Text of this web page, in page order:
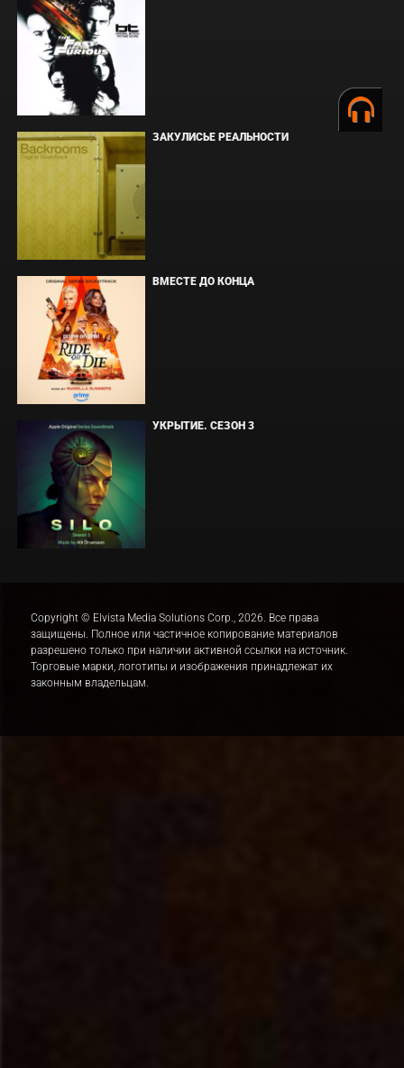
ЗАКУЛИСЬЕ РЕАЛЬНОСТИ
ВМЕСТЕ ДО КОНЦА
УКРЫТИЕ. СЕЗОН 3
Copyright © Elvista Media Solutions Corp., 2026. Все права
защищены. Полное или частичное копирование материалов
разрешено только при наличии активной ссылки на источник.
Торговые марки, логотипы и изображения принадлежат их
законным владельцам.